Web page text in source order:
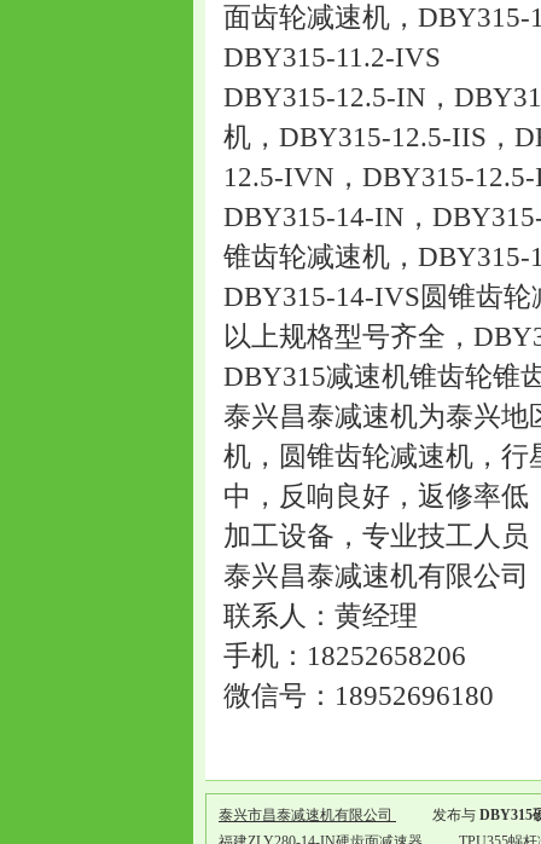
面齿轮减速机，
DBY315-11.2-IVS
DBY315-12.5-IN，
机，DBY315-12.5-IIS，
12.5-IVN，DBY315-
DBY315-14-IN，
锥齿轮减速机，
DBY315-14-IVS圆锥齿轮
以上规格型号齐全，
DBY315减速机锥齿轮锥
泰兴昌泰减速机为泰兴
机，圆锥齿轮减速机，
中，反响良好，返修率
加工设备，专业技工人
泰兴昌泰减速机有限公司
联系人：黄经理
手机：18252658206
微信号：18952696180
泰兴市昌泰减速机有限公司 发布与 DBY315